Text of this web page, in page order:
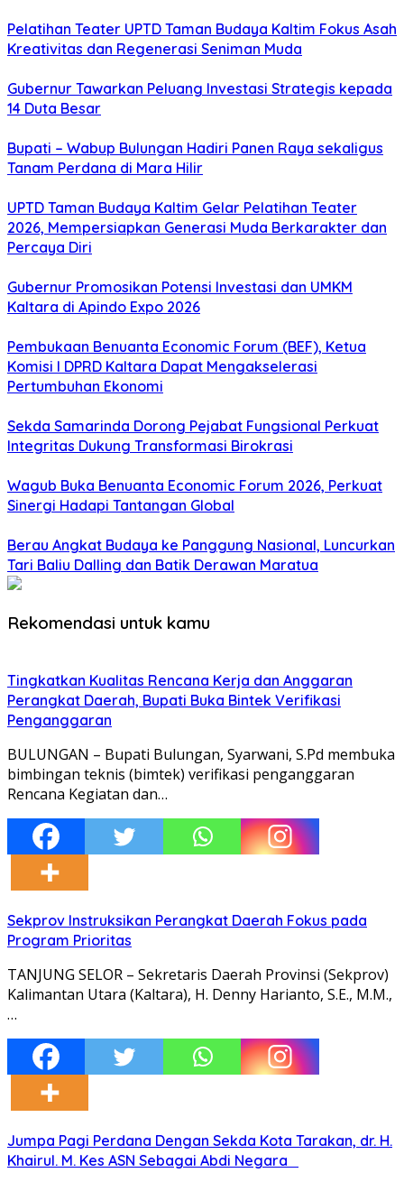
Pelatihan Teater UPTD Taman Budaya Kaltim Fokus Asah
Kreativitas dan Regenerasi Seniman Muda
Gubernur Tawarkan Peluang Investasi Strategis kepada
14 Duta Besar
Bupati – Wabup Bulungan Hadiri Panen Raya sekaligus
Tanam Perdana di Mara Hilir
UPTD Taman Budaya Kaltim Gelar Pelatihan Teater
2026, Mempersiapkan Generasi Muda Berkarakter dan
Percaya Diri
Gubernur Promosikan Potensi Investasi dan UMKM
Kaltara di Apindo Expo 2026
Pembukaan Benuanta Economic Forum (BEF), Ketua
Komisi I DPRD Kaltara Dapat Mengakselerasi
Pertumbuhan Ekonomi
Sekda Samarinda Dorong Pejabat Fungsional Perkuat
Integritas Dukung Transformasi Birokrasi
Wagub Buka Benuanta Economic Forum 2026, Perkuat
Sinergi Hadapi Tantangan Global
Berau Angkat Budaya ke Panggung Nasional, Luncurkan
Tari Baliu Dalling dan Batik Derawan Maratua
Rekomendasi untuk kamu
Tingkatkan Kualitas Rencana Kerja dan Anggaran
Perangkat Daerah, Bupati Buka Bintek Verifikasi
Penganggaran
BULUNGAN – Bupati Bulungan, Syarwani, S.Pd membuka
bimbingan teknis (bimtek) verifikasi penganggaran
Rencana Kegiatan dan…
Sekprov Instruksikan Perangkat Daerah Fokus pada
Program Prioritas
TANJUNG SELOR – Sekretaris Daerah Provinsi (Sekprov)
Kalimantan Utara (Kaltara), H. Denny Harianto, S.E., M.M.,
…
Jumpa Pagi Perdana Dengan Sekda Kota Tarakan, dr. H.
Khairul. M. Kes ASN Sebagai Abdi Negara